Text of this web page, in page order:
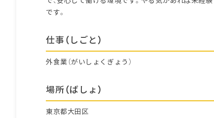
です。
仕事（しごと）
外食業（がいしょくぎょう）
場所（ばしょ）
東京都大田区